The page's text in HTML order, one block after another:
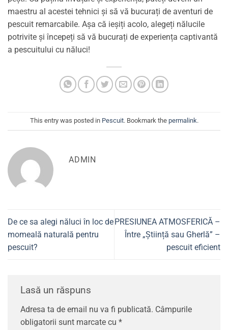
maestru al acestei tehnici și să vă bucurați de aventuri de
pescuit remarcabile. Așa că ieșiți acolo, alegeți nălucile
potrivite și începeți să vă bucurați de experiența captivantă
a pescuitului cu năluci!
This entry was posted in Pescuit. Bookmark the permalink.
ADMIN
De ce sa alegi năluci în loc de
momeală naturală pentru
pescuit?
PRESIUNEA ATMOSFERICĂ –
Între „Știință sau Gherlă” –
pescuit eficient
Lasă un răspuns
Adresa ta de email nu va fi publicată. Câmpurile
obligatorii sunt marcate cu *